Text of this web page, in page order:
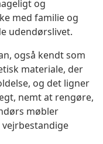
og
med familie og
udendørslivet.
også kendt som
materiale, der
og det ligner
nemt at rengøre,
møbler